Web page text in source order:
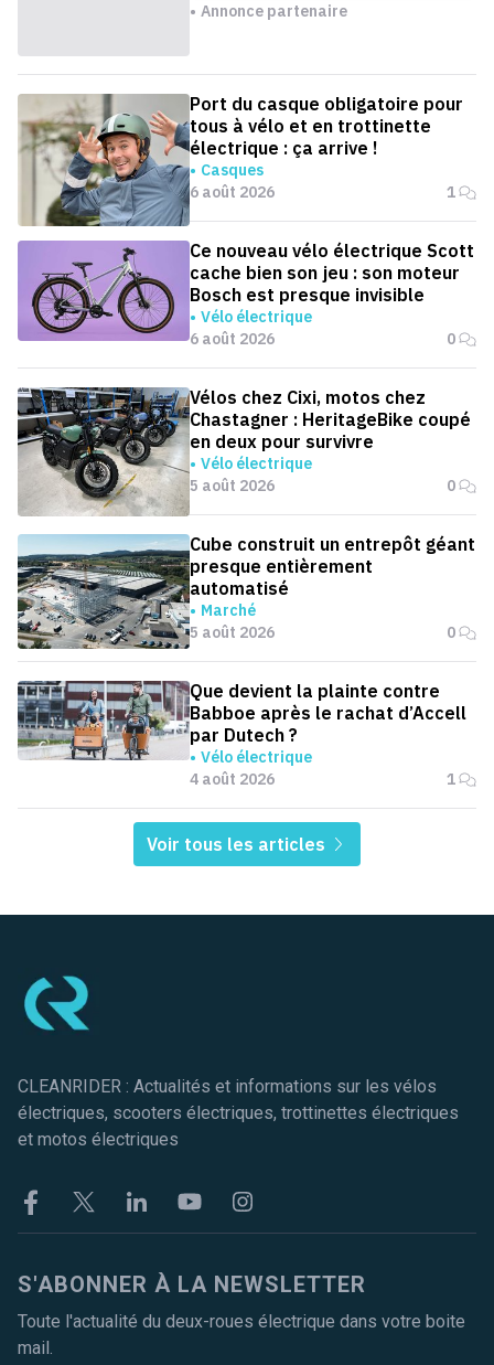
Annonce partenaire
Port du casque obligatoire pour
tous à vélo et en trottinette
électrique : ça arrive !
Casques
6 août 2026
1
Ce nouveau vélo électrique Scott
cache bien son jeu : son moteur
Bosch est presque invisible
Vélo électrique
6 août 2026
0
Vélos chez Cixi, motos chez
Chastagner : HeritageBike coupé
en deux pour survivre
Vélo électrique
5 août 2026
0
Cube construit un entrepôt géant
presque entièrement
automatisé
Marché
5 août 2026
0
Que devient la plainte contre
Babboe après le rachat d’Accell
par Dutech ?
Vélo électrique
4 août 2026
1
Voir tous les articles
CLEANRIDER : Actualités et informations sur les vélos
électriques, scooters électriques, trottinettes électriques
et motos électriques
FacebookTwitter LinkekinYoutubeInstagram
S'ABONNER À LA NEWSLETTER
Toute l'actualité du deux-roues électrique dans votre boite
mail.